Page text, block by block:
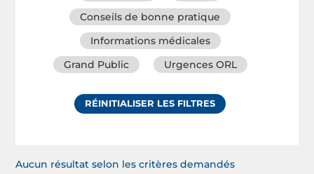
Conseils de bonne pratique
Informations médicales
Grand Public
Urgences ORL
RÉINITIALISER LES FILTRES
Aucun résultat selon les critères demandés